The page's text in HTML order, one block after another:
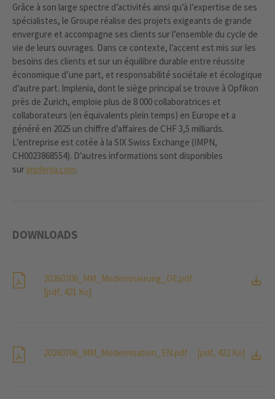
Grâce à son large spectre d’activités ainsi qu’à l’expertise de ses
spécialistes, le Groupe réalise des projets exigeants de grande
envergure et accompagne ses clients sur l’ensemble du cycle de
vie de leurs ouvrages. Dans ce contexte, l’accent est mis sur les
besoins des clients et sur un équilibre durable entre réussite
économique d’une part, et responsabilité sociétale et écologique
d’autre part. Implenia, dont le siège principal se trouve à Opfikon
près de Zurich, emploie plus de 8 000 collaboratrices et
collaborateurs (en équivalents plein temps) en Europe et a
généré en 2025 un chiffre d’affaires de CHF 3,5 milliards.
L’entreprise est cotée à la SIX Swiss Exchange (IMPN,
CH0023868554). D’autres informations sont disponibles
sur implenia.com.
DOWNLOADS
20260706_MM_Modernisierung_DE.pdf
[pdf, 421 Ko]
20260706_MM_Modernisation_EN.pdf [pdf, 422 Ko]